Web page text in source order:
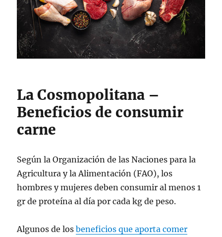
La Cosmopolitana –
Beneficios de consumir
carne
Según la Organización de las Naciones para la
Agricultura y la Alimentación (FAO), los
hombres y mujeres deben consumir al menos 1
gr de proteína al día por cada kg de peso.
Algunos de losbeneficios que aporta comer